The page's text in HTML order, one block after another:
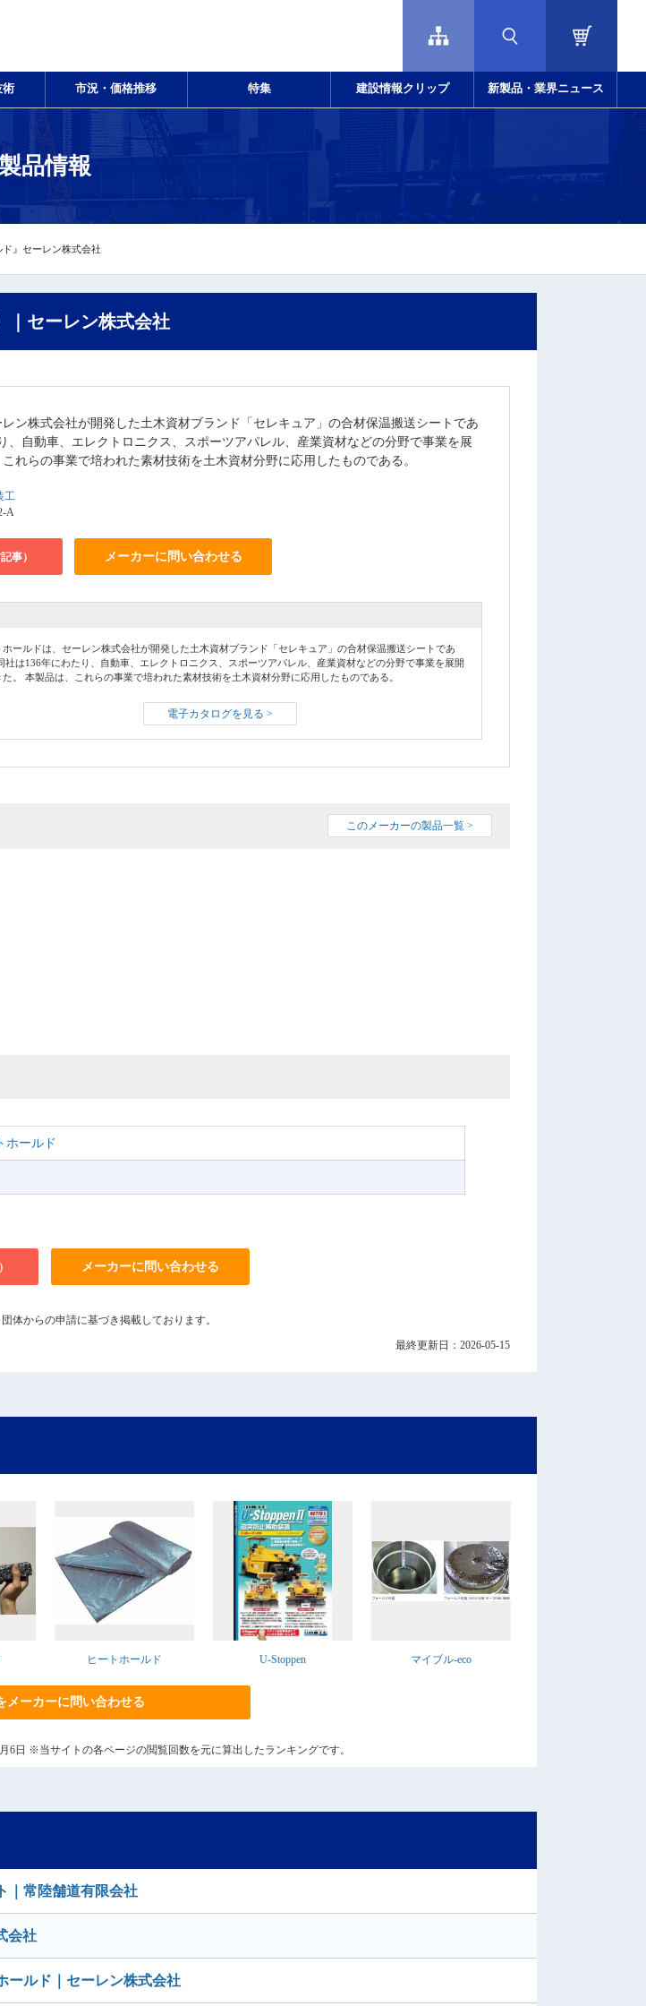
術 市況・価格推移 特集 建設情報クリップ 新製品・業界ニュース
品情報
ド』セーレン株式会社
｜セーレン株式会社
ン株式会社が開発した土木資材ブランド「セレキュア」の合材保温搬送シートであ
、自動車、エレクトロニクス、スポーツアパレル、産業資材などの分野で事業を展
れらの事業で培われた素材技術を土木資材分野に応用したものである。
工
A
事） メーカーに問い合わせる
ホールドは、セーレン株式会社が開発した土木資材ブランド「セレキュア」の合材保温搬送シートであ
社は136年にわたり、自動車、エレクトロニクス、スポーツアパレル、産業資材などの分野で事業を展開
た。 本製品は、これらの事業で培われた素材技術を土木資材分野に応用したものである。
電子カタログを見る >
このメーカーの製品一覧 >
ホールド
メーカーに問い合わせる
体からの申請に基づき掲載しております。
最終更新日：2026-05-15
ヒートホールド U-Stoppen マイブル-eco
メーカーに問い合わせる
6日 ※当サイトの各ページの閲覧回数を元に算出したランキングです。
｜常陸舗道有限会社
会社
ルド｜セーレン株式会社